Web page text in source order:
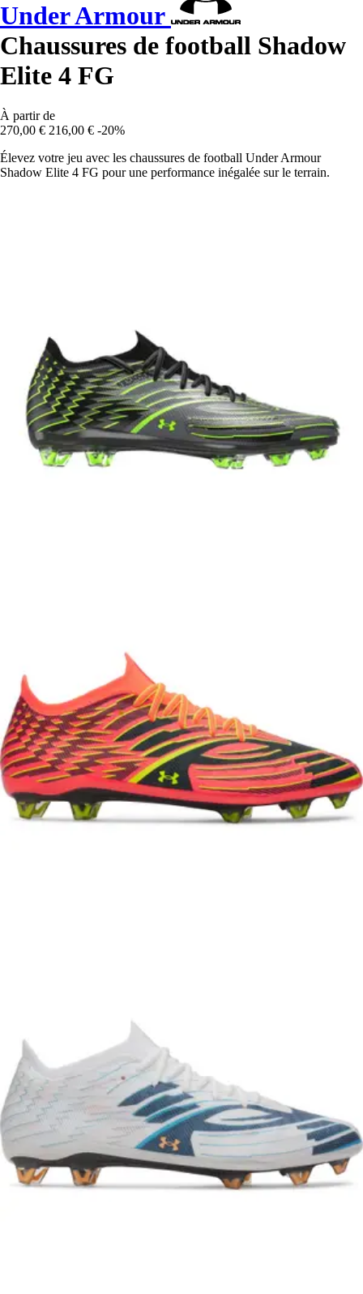
Under Armour
Chaussures de football Shadow
Elite 4 FG
À partir de
270,00 € 216,00 € -20%
Élevez votre jeu avec les chaussures de football Under Armour
Shadow Elite 4 FG pour une performance inégalée sur le terrain.